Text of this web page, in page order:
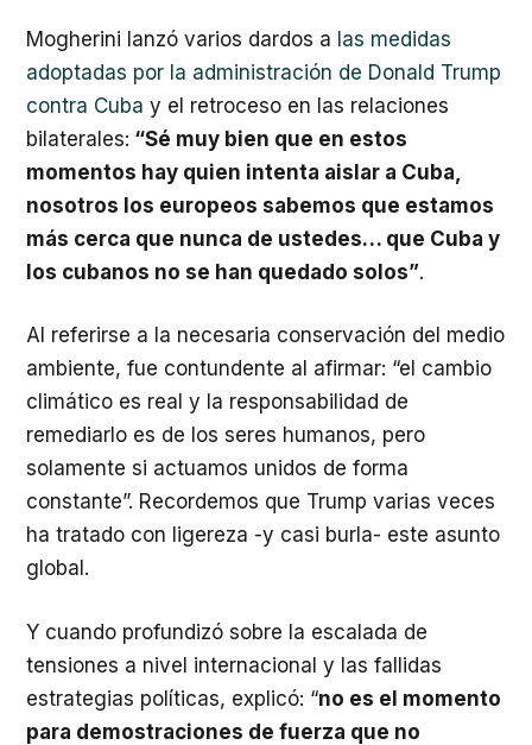
Mogherini lanzó varios dardos a las medidas
adoptadas por la administración de Donald Trump
contra Cuba y el retroceso en las relaciones
bilaterales: “Sé muy bien que en estos
momentos hay quien intenta aislar a Cuba,
nosotros los europeos sabemos que estamos
más cerca que nunca de ustedes… que Cuba y
los cubanos no se han quedado solos”.
Al referirse a la necesaria conservación del medio
ambiente, fue contundente al afirmar: “el cambio
climático es real y la responsabilidad de
remediarlo es de los seres humanos, pero
solamente si actuamos unidos de forma
constante”. Recordemos que Trump varias veces
ha tratado con ligereza -y casi burla- este asunto
global.
Y cuando profundizó sobre la escalada de
tensiones a nivel internacional y las fallidas
estrategias políticas, explicó: “no es el momento
para demostraciones de fuerza que no